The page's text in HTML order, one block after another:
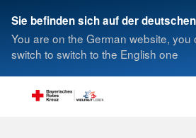
Sie befinden sich auf der
You are on the German website, you
switch to switch to the English one